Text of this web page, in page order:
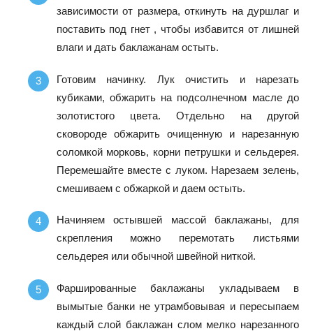
зависимости от размера, откинуть на дуршлаг и
поставить под гнет , чтобы избавится от лишней
влаги и дать баклажанам остыть.
Готовим начинку. Лук очистить и нарезать
кубиками, обжарить на подсолнечном масле до
золотистого цвета. Отдельно на другой
сковороде обжарить очищенную и нарезанную
соломкой морковь, корни петрушки и сельдерея.
Перемешайте вместе с луком. Нарезаем зелень,
смешиваем с обжаркой и даем остыть.
Начиняем остывшей массой баклажаны, для
скрепления можно перемотать листьями
сельдерея или обычной швейной ниткой.
Фаршированные баклажаны укладываем в
вымытые банки не утрамбовывая и пересыпаем
каждый слой баклажан слом мелко нарезанного